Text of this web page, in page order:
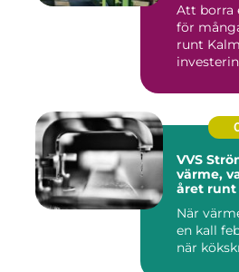
Att borra
för
runt
VVS
värme,
året runt
När
en kall
när